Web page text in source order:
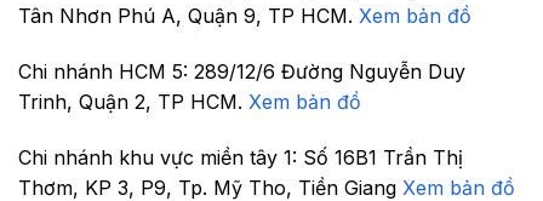
Tân Nhơn Phú A, Quận 9, TP HCM. Xem bản đồ
Chi nhánh HCM 5: 289/12/6 Đường Nguyễn Duy
Trinh, Quận 2, TP HCM. Xem bản đồ
Chi nhánh khu vực miền tây 1: Số 16B1 Trần Thị
Thơm, KP 3, P9, Tp. Mỹ Tho, Tiền Giang Xem bản đồ